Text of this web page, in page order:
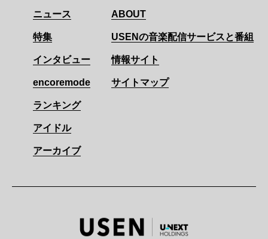
ニュース
特集
インタビュー
encoremode
ランキング
アイドル
アーカイブ
ABOUT
USENの音楽配信サービスと番組
情報サイト
サイトマップ